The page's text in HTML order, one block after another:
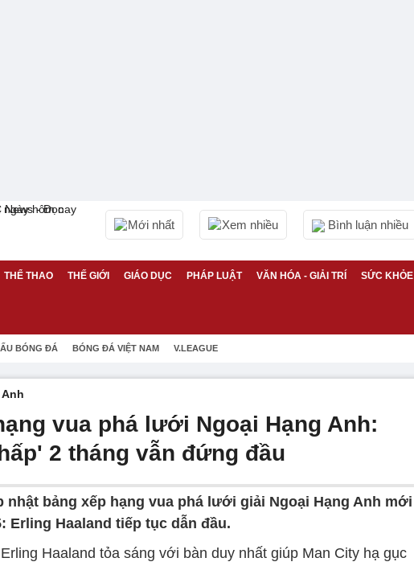
Mới nhất Xem nhiều Bình luận nhiều
THỂ THAO THẾ GIỚI GIÁO DỤC PHÁP LUẬT VĂN HÓA - GIẢI TRÍ SỨC KHỎE
BÓNG ĐÁ BÓNG ĐÁ VIỆT NAM V.LEAGUE
vua phá lưới Ngoại Hạng Anh:
2 tháng vẫn đứng đầu
nhật bảng xếp hạng vua phá lưới giải Ngoại Hạng Anh mới
Erling Haaland tiếp tục dẫn đầu.
Haaland tỏa sáng với bàn duy nhất giúp Man City hạ gục